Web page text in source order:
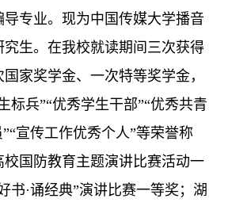
专业。现为中国传媒大学播音
究生。在我校就读期间三次获得
家奖学金、一次特等奖学金，
标兵”“优秀学生干部”“优秀共青
宣传工作优秀个人”等荣誉称
校国防教育主题演讲比赛活动一
书·诵经典”演讲比赛一等奖；湖